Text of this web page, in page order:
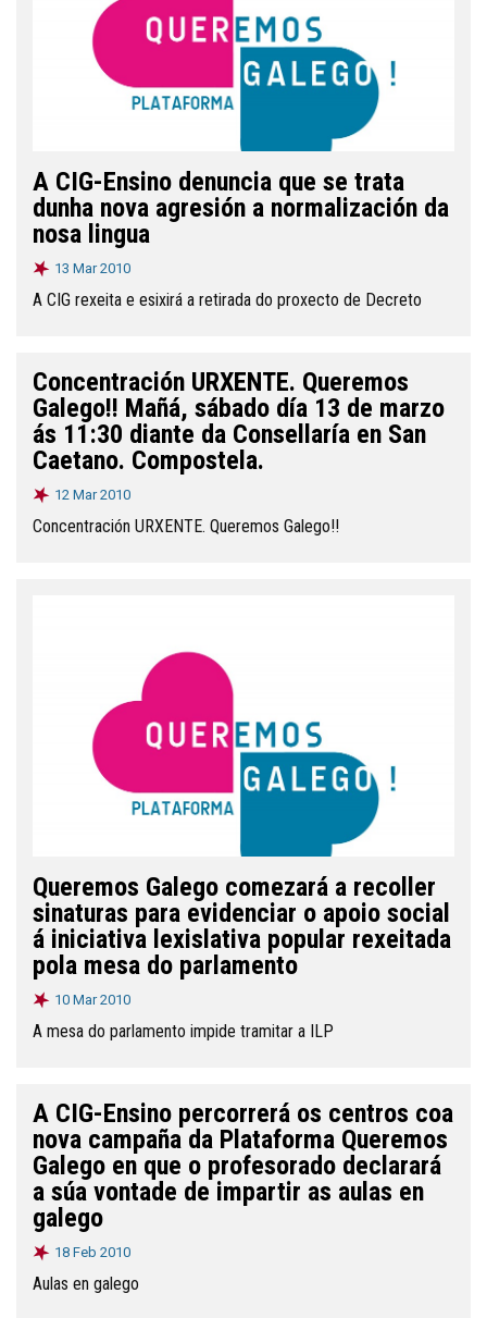
A CIG-Ensino denuncia que se trata
dunha nova agresión a normalización da
nosa lingua
13 Mar 2010
A CIG rexeita e esixirá a retirada do proxecto de Decreto
Concentración URXENTE. Queremos
Galego!! Mañá, sábado día 13 de marzo
ás 11:30 diante da Consellaría en San
Caetano. Compostela.
12 Mar 2010
Concentración URXENTE. Queremos Galego!!
Queremos Galego comezará a recoller
sinaturas para evidenciar o apoio social
á iniciativa lexislativa popular rexeitada
pola mesa do parlamento
10 Mar 2010
A mesa do parlamento impide tramitar a ILP
A CIG-Ensino percorrerá os centros coa
nova campaña da Plataforma Queremos
Galego en que o profesorado declarará
a súa vontade de impartir as aulas en
galego
18 Feb 2010
Aulas en galego